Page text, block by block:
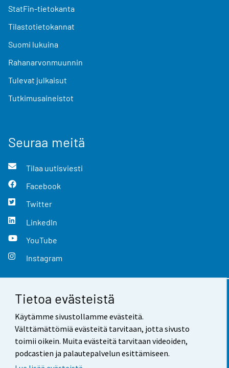
Tietoa evästeistä
Käytämme sivustollamme evästeitä.
Välttämättömiä evästeitä tarvitaan, jotta sivusto
toimii oikein. Muita evästeitä tarvitaan videoiden,
podcastien ja palautepalvelun esittämiseen.
StatFin-tietokanta
Tilastotietokannat
Suomi lukuina
Rahanarvonmuunnin
Tulevat julkaisut
Tutkimusaineistot
Seuraa meitä
Tilaa uutisviesti
Facebook
Twitter
LinkedIn
YouTube
Instagram
Yhteystiedot
Palaute
Käyttöehdot